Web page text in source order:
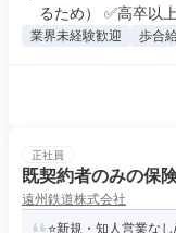
るため） ✅高卒以上
業界未経験歓迎 歩合
正社員
既契約者のみの保
遠州鉄道株式会社
⭐新規・知人営業な